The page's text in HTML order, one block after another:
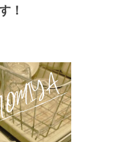
！